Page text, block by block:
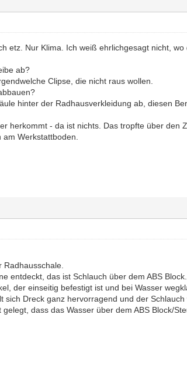
etz. Nur Klima. Ich weiß ehrlichgesagt nicht, wo
ab?
Clipse, die nicht raus wollen.
hinter der Radhausverkleidung ab, diesen
herkommt - da ist nichts. Das tropfte über den
Werkstattboden.
entdeckt, das ist Schlauch über dem ABS Block.
der einseitig befestigt ist und bei Wasser
Dreck ganz hervorragend und der Schlauch
dass das Wasser über dem ABS Block/